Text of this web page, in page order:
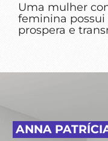
Uma mulher
feminina possui
prospera e
ANNA